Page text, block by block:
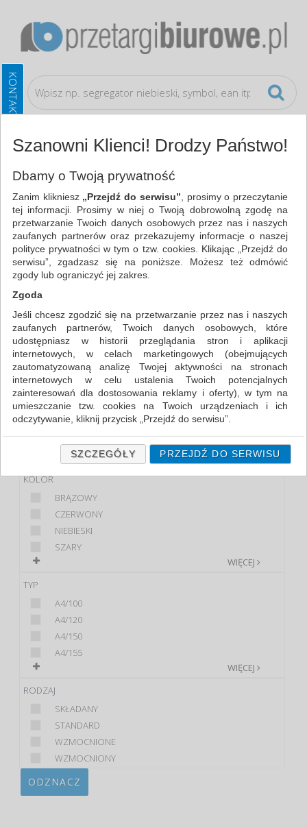
Archiwizacja dokumentów
WSZYSTKIE KATEGORIE
NAJCHĘTNIEJ WYBIERANE
ARCHIWIZACJA DOKUMENTÓW
PUDŁA ARCHIWIZACYJNE (38)
FILTRY WIĘCEJ
PRODUKT
POJEMNIK ZBIORCZY...
PUDŁO DO...
MARKA
DONAU
Q-CONNECT
KOLOR
BRĄZOWY
CZERWONY
NIEBIESKI
SZARY
WIĘCEJ
TYP
A4/100
A4/120
A4/150
A4/155
WIĘCEJ
RODZAJ
SKŁADANY
STANDARD
WZMOCNIONE
WZMOCNIONY
ODZNACZ
Szanowni Klienci! Drodzy Państwo!
Dbamy o Twoją prywatność
Zanim klikniesz „Przejdź do serwisu” , prosimy o przeczytanie
tej informacji. Prosimy w niej o Twoją dobrowolną zgodę na
przetwarzanie Twoich danych osobowych przez nas i naszych
zaufanych partnerów oraz przekazujemy informacje o naszej
polityce prywatności w tym o tzw. cookies. Klikając „Przejdź do
serwisu”, zgadzasz się na poniższe. Możesz też odmówić
zgody lub ograniczyć jej zakres.
Zgoda
Jeśli chcesz zgodzić się na przetwarzanie przez nas i naszych
zaufanych partnerów, Twoich danych osobowych, które
udostępniasz w historii przeglądania stron i aplikacji
internetowych, w celach marketingowych (obejmujących
zautomatyzowaną analizę Twojej aktywności na stronach
internetowych w celu ustalenia Twoich potencjalnych
zainteresowań dla dostosowania reklamy i oferty), w tym na
umieszczanie tzw. cookies na Twoich urządzeniach i ich
odczytywanie, kliknij przycisk „Przejdź do serwisu”.
Jeśli nie chcesz wyrazić zgody lub ograniczyć jej zakres, kliknij
„Szczegóły”, gdzie znajdziesz wszelkie informacje o tym jak to
zrobić . Te same informacje znajdziesz także na podstronie z
naszą polityką prywatności obowiązującą od 25 maja 2018.
W przypadku użytkowników zalogowanych, ważna jest Państwa
wcześniejsza zgoda której udzieliliście podczas zakładania
dowolnym momencie wycofać.
Polityka prywatności (rozwiń)
SZCZEGÓŁY PRZEJDŹ DO SERWISU